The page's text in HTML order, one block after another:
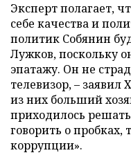
Эксперт полагает,
себе качества и
политик Собянин
Лужков, поскольку
эпатажу. Он не
телевизор,– заявил
из них больший
приходилось
говорить о пробках,
коррупции».